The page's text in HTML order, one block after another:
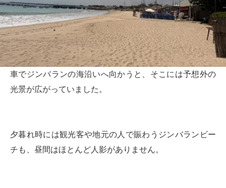
車でジンバランの海沿いへ向かうと、そこには予想外の
光景が広がっていました。
夕暮れ時には観光客や地元の人で賑わうジンバランビー
チも、昼間はほとんど人影がありません。